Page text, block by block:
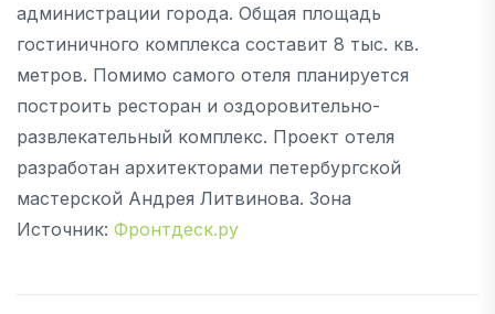
администрации города. Общая площадь
гостиничного комплекса составит 8 тыс. кв.
метров. Помимо самого отеля планируется
построить ресторан и оздоровительно-
развлекательный комплекс. Проект отеля
разработан архитекторами петербургской
мастерской Андрея Литвинова. Зона
Источник: Фронтдеск.ру